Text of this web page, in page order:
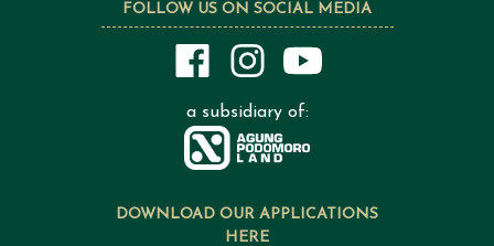
FOLLOW US ON SOCIAL MEDIA
a subsidiary of:
DOWNLOAD OUR APPLICATIONS
HERE